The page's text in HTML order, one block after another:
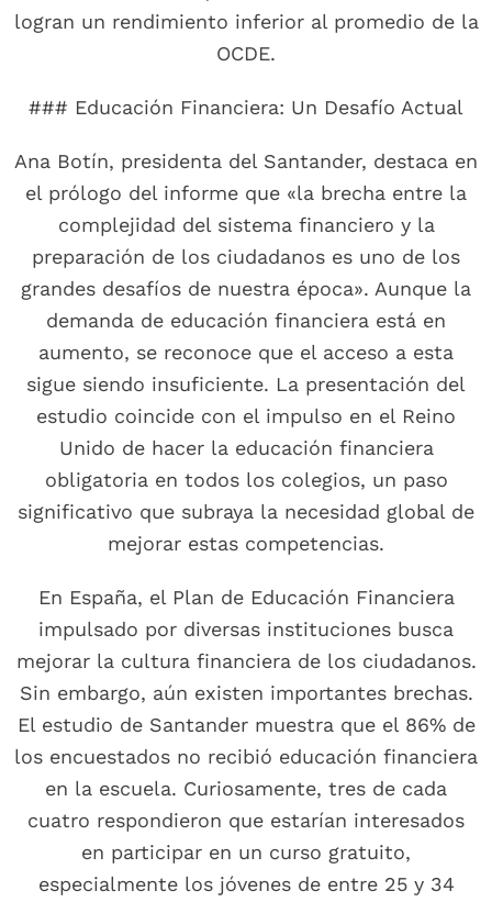
logran un rendimiento inferior al promedio de la
OCDE.
### Educación Financiera: Un Desafío Actual
Ana Botín, presidenta del Santander, destaca en
el prólogo del informe que «la brecha entre la
complejidad del sistema financiero y la
preparación de los ciudadanos es uno de los
grandes desafíos de nuestra época». Aunque la
demanda de educación financiera está en
aumento, se reconoce que el acceso a esta
sigue siendo insuficiente. La presentación del
estudio coincide con el impulso en el Reino
Unido de hacer la educación financiera
obligatoria en todos los colegios, un paso
significativo que subraya la necesidad global de
mejorar estas competencias.
En España, el Plan de Educación Financiera
impulsado por diversas instituciones busca
mejorar la cultura financiera de los ciudadanos.
Sin embargo, aún existen importantes brechas.
El estudio de Santander muestra que el 86% de
los encuestados no recibió educación financiera
en la escuela. Curiosamente, tres de cada
cuatro respondieron que estarían interesados
en participar en un curso gratuito,
especialmente los jóvenes de entre 25 y 34